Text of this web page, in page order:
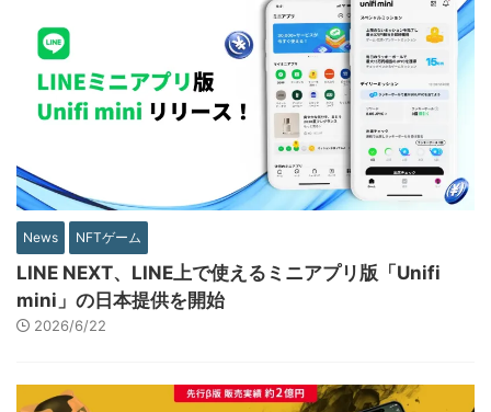
News NFTゲーム
LINE NEXT、LINE上で使えるミニアプリ版「Unifi
mini」の日本提供を開始
2026/6/22